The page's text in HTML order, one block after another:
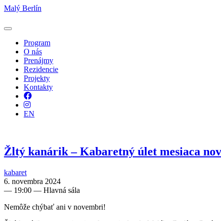
Malý Berlín
Program
O nás
Prenájmy
Rezidencie
Projekty
Kontakty
Facebook
Instagram
EN
Žltý kanárik – Kabaretný úlet mesiaca
kabaret
6. novembra 2024
— 19:00 — Hlavná sála
Nemôže chýbať ani v novembri!